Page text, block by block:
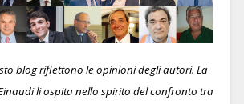
blog riflettono le opinioni degli autori. La
li ospita nello spirito del confronto tra